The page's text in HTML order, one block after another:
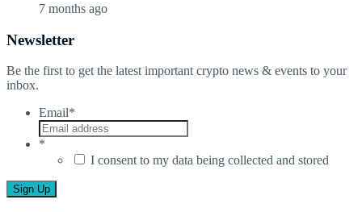
7 months ago
Newsletter
Be the first to get the latest important crypto news & events to your
inbox.
Email*
*
I consent to my data being collected and stored